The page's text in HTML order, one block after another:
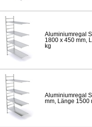
Aluminiumregal
1800 x 450 mm,
kg
Aluminiumregal
mm, Länge 1500